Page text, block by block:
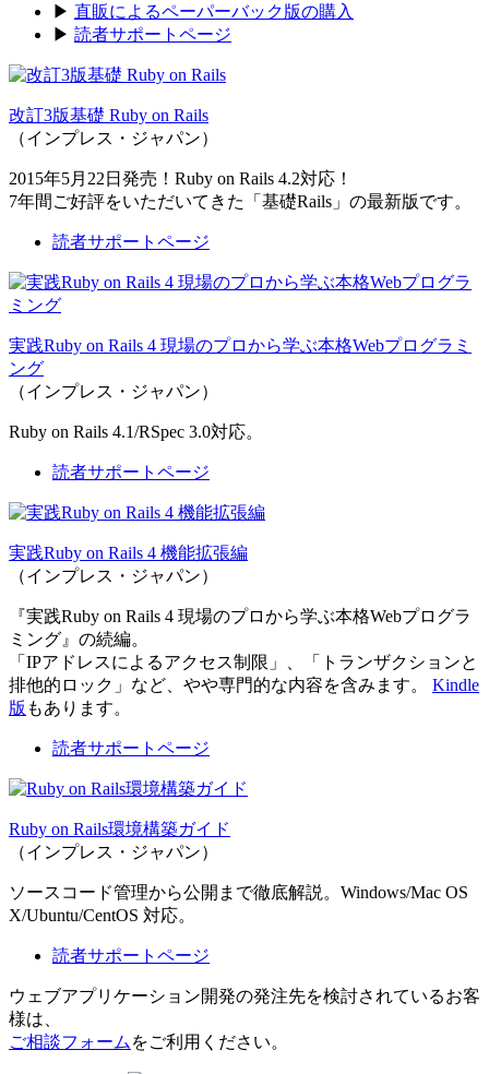
▶ 直販によるペーパーバック版の購入
▶ 読者サポートページ
改訂3版基礎 Ruby on Rails
（インプレス・ジャパン）
2015年5月22日発売！Ruby on Rails 4.2対応！
7年間ご好評をいただいてきた「基礎Rails」の最新版です。
読者サポートページ
実践Ruby on Rails 4 現場のプロから学ぶ本格Webプログラミ
ング
（インプレス・ジャパン）
Ruby on Rails 4.1/RSpec 3.0対応。
読者サポートページ
実践Ruby on Rails 4 機能拡張編
（インプレス・ジャパン）
『実践Ruby on Rails 4 現場のプロから学ぶ本格Webプログラ
ミング』の続編。
「IPアドレスによるアクセス制限」、「トランザクションと
排他的ロック」など、やや専門的な内容を含みます。 Kindle
版 もあります。
読者サポートページ
Ruby on Rails環境構築ガイド
（インプレス・ジャパン）
ソースコード管理から公開まで徹底解説。Windows/Mac OS
X/Ubuntu/CentOS 対応。
読者サポートページ
ウェブアプリケーション開発の発注先を検討されているお客
様は、
ご相談フォーム をご利用ください。